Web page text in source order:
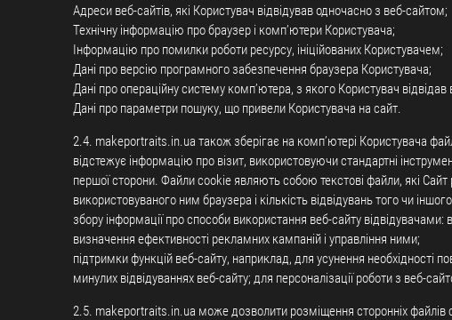
Адреси веб-сайтів, які Користувач відвідував одночасно з веб-сайтом;
Технічну інформацію про браузер і комп’ютери Користувача;
Інформацію про помилки роботи ресурсу, ініційованих Користувачем;
Дані про версію програмного забезпечення браузера Користувача;
Дані про операційну систему комп’ютера, з якого Користувач відвідав
Дані про параметри пошуку, що привели Користувача на сайт.
2.4. makeportraits.in.ua також зберігає на комп’ютері Користувача
відстежує інформацію про візит, використовуючи стандартні
першої сторони. Файли cookie являють собою текстові файли, які
використовуваного ним браузера і кількість відвідувань того чи
збору інформації про способи використання веб-сайту відвідувачами:
визначення ефективності рекламних кампаній і управління ними;
підтримки функцій веб-сайту, наприклад, для усунення необхідності
минулих відвідуваннях веб-сайту; для персоналізації роботи з веб-
2.5. makeportraits.in.ua може дозволити розміщення сторонніх